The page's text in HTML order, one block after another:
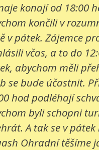
konají od 18:00
končili v
v pátek. Zájemce
včas, a to do
abychom měli
se bude účastnit.
hod podléhají
byli schopni
A tak se v
Ohradní těšíme